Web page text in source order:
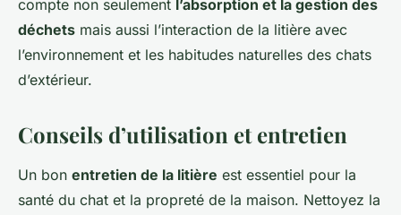
compte non seulement l’absorption et la gestion des
déchets mais aussi l’interaction de la litière avec
l’environnement et les habitudes naturelles des chats
d’extérieur.
Conseils d’utilisation et entretien
Un bon entretien de la litière est essentiel pour la
santé du chat et la propreté de la maison. Nettoyez la